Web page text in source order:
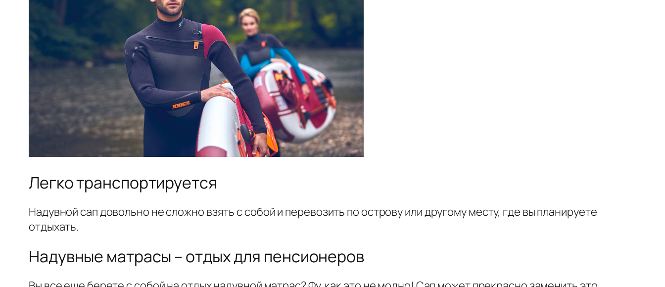
Легко транспортируется
Надувной сап довольно не сложно взять с собой и перевозить по острову или другому месту, где вы планируете
отдыхать.
Надувные матрасы – отдых для пенсионеров